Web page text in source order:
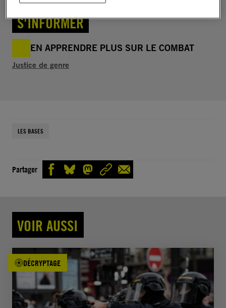
S'INFORMER
EN APPRENDRE PLUS SUR LE COMBAT
Justice de genre
LES BASES
Partager
VOIR AUSSI
DÉCRYPTAGE